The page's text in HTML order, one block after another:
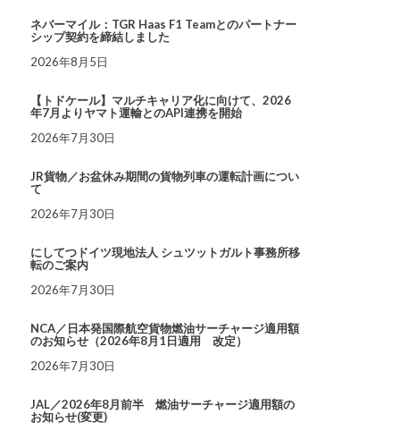
ネバーマイル：TGR Haas F1 Teamとのパートナー
シップ契約を締結しました
2026年8月5日
【トドケール】マルチキャリア化に向けて、2026
年7月よりヤマト運輸とのAPI連携を開始
2026年7月30日
JR貨物／お盆休み期間の貨物列車の運転計画につい
て
2026年7月30日
にしてつドイツ現地法人 シュツットガルト事務所移
転のご案内
2026年7月30日
NCA／日本発国際航空貨物燃油サーチャージ適用額
のお知らせ（2026年8月1日適用 改定）
2026年7月30日
JAL／2026年8月前半 燃油サーチャージ適用額の
お知らせ(変更)